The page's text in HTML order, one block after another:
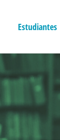
Estudiantes